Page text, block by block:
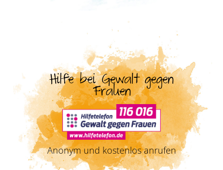
Hilfe bei Gewalt gegen
Frauen
Anonym und kostenlos anrufen